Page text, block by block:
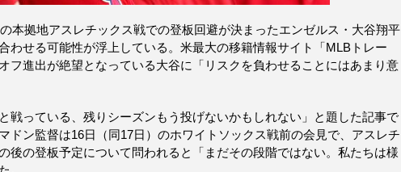
本拠地アスレチックス戦での登板回避が決まったエンゼルス・大谷翔平
わせる可能性が浮上している。米最大の移籍情報サイト「MLBトレー
フ進出が絶望となっている大谷に「リスクを負わせることにはあまり意
戦っている、残りシーズンもう投げないかもしれない」と題した記事で
ドン監督は16日（同17日）のホワイトソックス戦前の会見で、アスレチ
後の登板予定について問われると「まだその段階ではない。私たちは様